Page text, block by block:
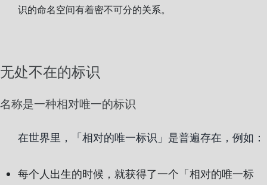
识的命名空间有着密不可分的关系。
无处不在的标识
名称是一种相对唯一的标识
在世界里，「相对的唯一标识」是普遍存在，例如：
每个人出生的时候，就获得了一个「相对的唯一标